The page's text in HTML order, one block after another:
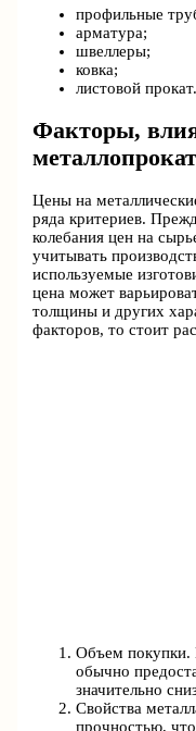
профильные
арматура;
швеллеры;
ковка;
листовой прокат.
Факторы,
металлопрокат
Цены на
ряда критериев.
колебания цен на
учитывать
используемые
цена может
толщины и других
факторов, то стоит
Объем покупки.
обычно
значительно
Свойства
прочностью,